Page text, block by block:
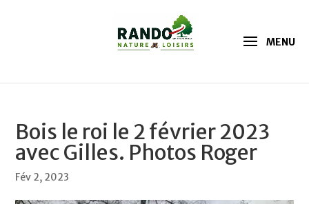
Bois le roi le 2 février 2023
avec Gilles. Photos Roger
Fév 2, 2023